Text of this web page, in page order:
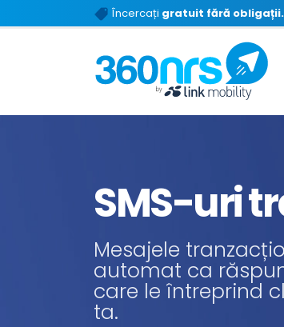
Încercați gratuit fără obligații.
SMS-uri
Mesajele
automat ca
care le întreprind
ta.